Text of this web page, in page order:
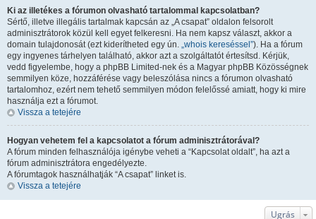
Ki az illetékes a fórumon olvasható tartalommal kapcsolatban?
Sértő, illetve illegális tartalmak kapcsán az „A csapat” oldalon felsorolt
adminisztrátorok közül kell egyet felkeresni. Ha nem kapsz választ, akkor a
domain tulajdonosát (ezt kiderítheted egy ún. „whois kereséssel”). Ha a fórum
egy ingyenes tárhelyen található, akkor azt a szolgáltatót értesítsd. Kérjük,
vedd figyelembe, hogy a phpBB Limited-nek és a Magyar phpBB Közösségnek
semmilyen köze, hozzáférése vagy beleszólása nincs a fórumon olvasható
tartalomhoz, ezért nem tehető semmilyen módon felelőssé amiatt, hogy ki mire
használja ezt a fórumot.
Vissza a tetejére
Hogyan vehetem fel a kapcsolatot a fórum adminisztrátorával?
A fórum minden felhasználója igénybe veheti a “Kapcsolat oldalt”, ha azt a
fórum adminisztrátora engedélyezte.
A fórumtagok használhatják “A csapat” linket is.
Vissza a tetejére
Ugrás